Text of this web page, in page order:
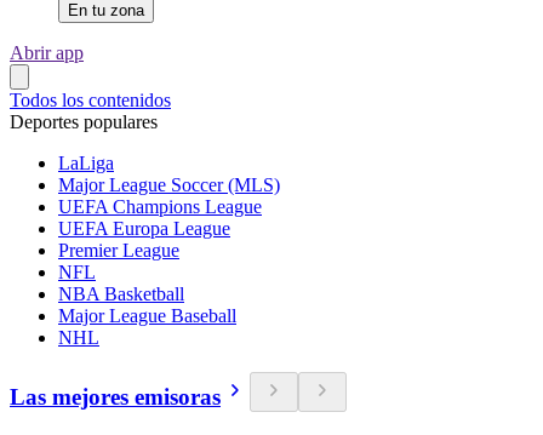
En tu zona
Abrir app
Todos los contenidos
Deportes populares
LaLiga
Major League Soccer (MLS)
UEFA Champions League
UEFA Europa League
Premier League
NFL
NBA Basketball
Major League Baseball
NHL
Las mejores emisoras